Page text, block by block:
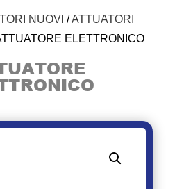
NUOVI /ATTUATORI
ELETTRONICO